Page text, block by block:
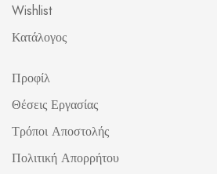
Wishlist
Κατάλογος
Προφίλ
Θέσεις Εργασίας
Τρόποι Αποστολής
Πολιτική Απορρήτου